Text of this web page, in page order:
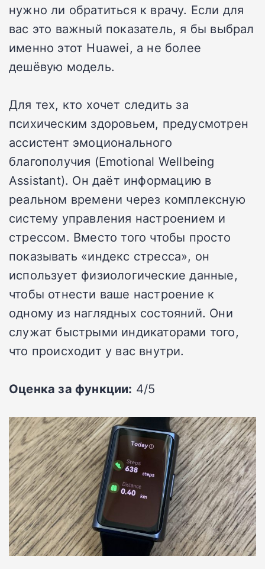
нужно ли обратиться к врачу. Если для
вас это важный показатель, я бы выбрал
именно этот Huawei, а не более
дешёвую модель.
Для тех, кто хочет следить за
психическим здоровьем, предусмотрен
ассистент эмоционального
благополучия (Emotional Wellbeing
Assistant). Он даёт информацию в
реальном времени через комплексную
систему управления настроением и
стрессом. Вместо того чтобы просто
показывать «индекс стресса», он
использует физиологические данные,
чтобы отнести ваше настроение к
одному из наглядных состояний. Они
служат быстрыми индикаторами того,
что происходит у вас внутри.
Оценка за функции: 4/5